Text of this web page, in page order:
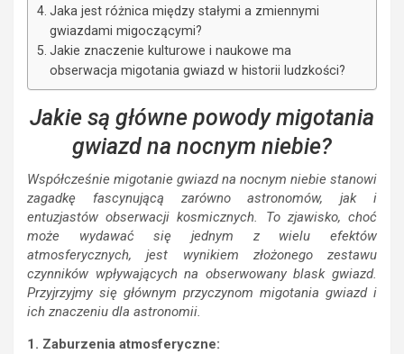
Jaka jest różnica między stałymi a zmiennymi
gwiazdami migoczącymi?
Jakie znaczenie kulturowe i naukowe ma
obserwacja migotania gwiazd w historii ludzkości?
Jakie są główne powody migotania
gwiazd na nocnym niebie?
Współcześnie migotanie gwiazd na nocnym niebie stanowi
zagadkę fascynującą zarówno astronomów, jak i
entuzjastów obserwacji kosmicznych. To zjawisko, choć
może wydawać się jednym z wielu efektów
atmosferycznych, jest wynikiem złożonego zestawu
czynników wpływających na obserwowany blask gwiazd.
Przyjrzyjmy się głównym przyczynom migotania gwiazd i
ich znaczeniu dla astronomii.
1. Zaburzenia atmosferyczne: